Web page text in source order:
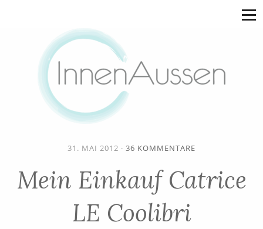
31. MAI 2012 · 36 KOMMENTARE
Mein Einkauf Catrice
LE Coolibri